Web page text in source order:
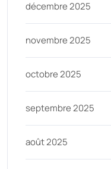
décembre 2025
novembre 2025
octobre 2025
septembre 2025
août 2025